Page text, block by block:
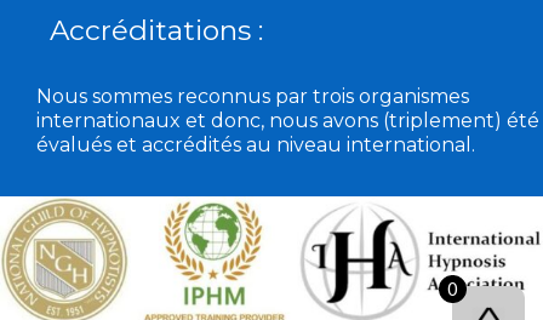
b
o
u
b
e
d
g
r
a
g
m
Accréditations :
Nous sommes reconnus par trois organismes
internationaux et donc, nous avons (triplement) été
évalués et accrédités au niveau international.
0